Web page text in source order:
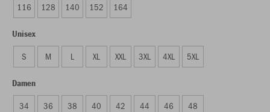
116 128 140 152 164
Unisex
S M L XL XXL 3XL 4XL 5XL
Damen
34 36 38 40 42 44 46 48